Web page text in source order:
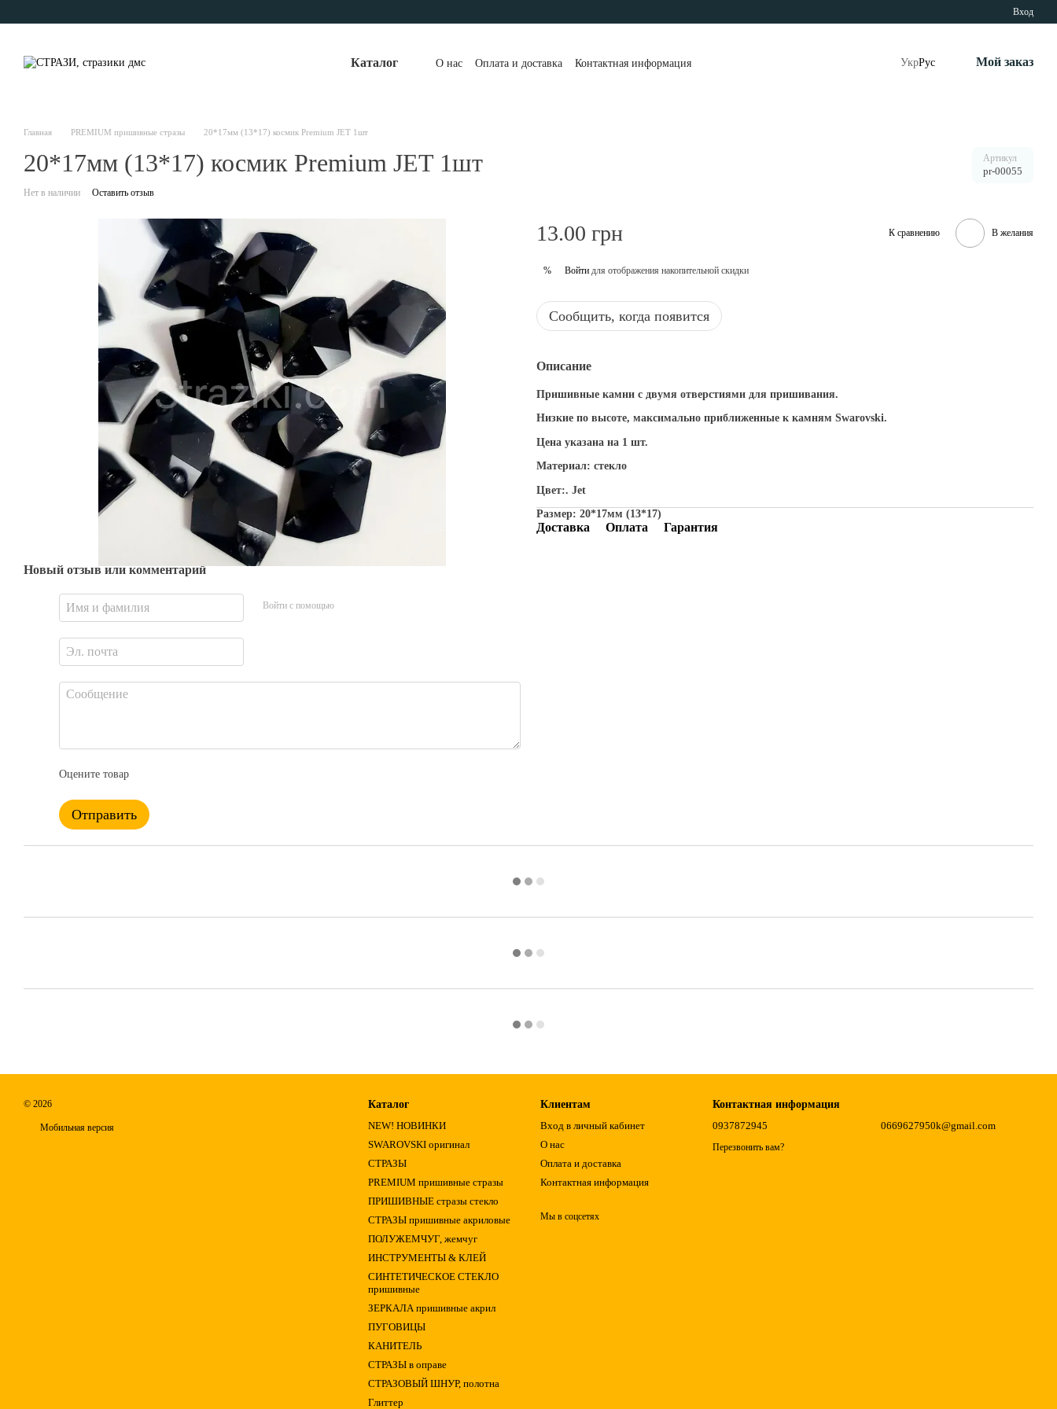
Вход
Каталог О нас Оплата и доставка Контактная информация УкрРус Мой заказ
Главная PREMIUM пришивные стразы 20*17мм (13*17) космик Premium JET 1шт
20*17мм (13*17) космик Premium JET 1шт Артикул
pr-00055
Нет в наличии Оставить отзыв
Новый отзыв или комментарий
Войти с помощью
Оцените товар
Отправить
13.00 грн К сравнению В желания
% Войти для отображения накопительной скидки
Сообщить, когда появится
Описание
Пришивные камни с двумя отверстиями для пришивания.
Низкие по высоте, максимально приближенные к камням Swarovski.
Цена указана на 1 шт.
Материал: стекло
Цвет:. Jet
Размер: 20*17мм (13*17)
Доставка Оплата Гарантия
© 2026
Мобильная версия
Каталог
NEW! НОВИНКИ
SWAROVSKI оригинал
СТРАЗЫ
PREMIUM пришивные стразы
ПРИШИВНЫЕ стразы стекло
СТРАЗЫ пришивные акриловые
ПОЛУЖЕМЧУГ, жемчуг
ИНСТРУМЕНТЫ & КЛЕЙ
СИНТЕТИЧЕСКОЕ СТЕКЛО
пришивные
ЗЕРКАЛА пришивные акрил
ПУГОВИЦЫ
КАНИТЕЛЬ
СТРАЗЫ в оправе
СТРАЗОВЫЙ ШНУР, полотна
Глиттер
Клиентам
Вход в личный кабинет
О нас
Оплата и доставка
Контактная информация
Мы в соцсетях
Контактная информация
0937872945
Перезвонить вам?
0669627950k@gmail.com